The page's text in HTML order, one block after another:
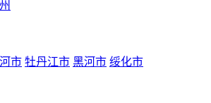
市 牡丹江市 黑河市 绥化市